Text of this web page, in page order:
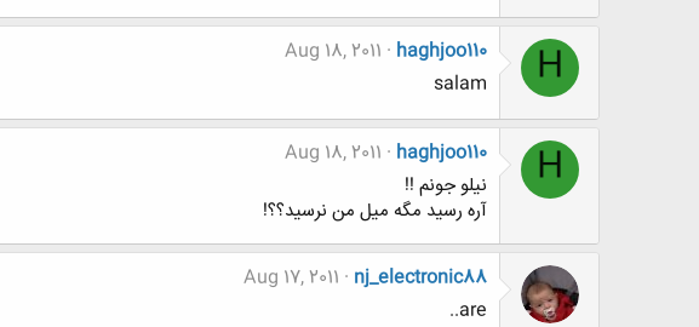
H
haghjoo110
Aug 18, 2011
salam
H
haghjoo110
Aug 18, 2011
نیلو جونم !!
آره رسید مگه میل من نرسید؟؟!
nj_electronic88
Aug 17, 2011
are..